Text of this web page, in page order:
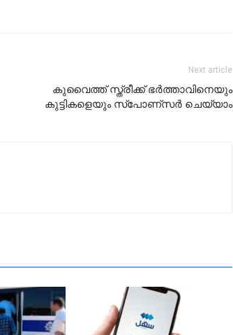
Next article
കുവൈത്ത് സ്ത്രീക്ക് ഭർത്താവിനെയും
കുട്ടികളെയും സ്പോണ്സർ ചെയ്യാം